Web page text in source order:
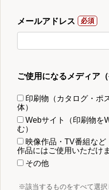
メールアドレス
ご使用になるメディア（
印刷物（カタログ・ポ
体）
Webサイト（印刷物を
む）
映像作品・TV番組な
作品にはご使用いただけ
その他
※該当するものをすべて選